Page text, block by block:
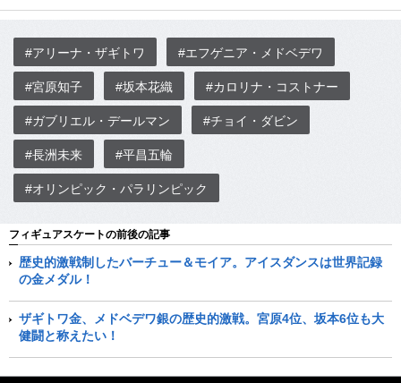
#アリーナ・ザギトワ #エフゲニア・メドベデワ
#宮原知子 #坂本花織 #カロリナ・コストナー
#ガブリエル・デールマン #チョイ・ダビン
#長洲未来 #平昌五輪
#オリンピック・パラリンピック
フィギュアスケートの前後の記事
歴史的激戦制したバーチュー＆モイア。アイスダンスは世界記録
の金メダル！
ザギトワ金、メドベデワ銀の歴史的激戦。宮原4位、坂本6位も大
健闘と称えたい！